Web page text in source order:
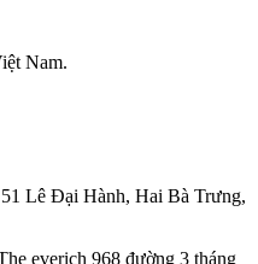
Nam.
Lê Đại Hành, Hai Bà Trưng,
everich 968 đường 3 tháng